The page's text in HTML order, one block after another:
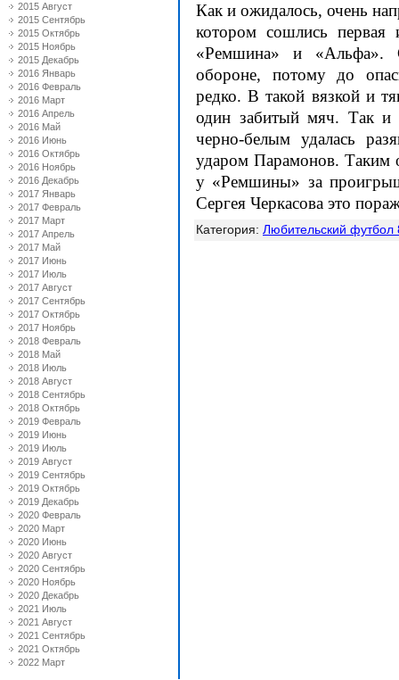
2015 Август
2015 Сентябрь
2015 Октябрь
2015 Ноябрь
2015 Декабрь
2016 Январь
2016 Февраль
2016 Март
2016 Апрель
2016 Май
2016 Июнь
2016 Октябрь
2016 Ноябрь
2016 Декабрь
2017 Январь
2017 Февраль
2017 Март
2017 Апрель
2017 Май
2017 Июнь
2017 Июль
2017 Август
2017 Сентябрь
2017 Октябрь
2017 Ноябрь
2018 Февраль
2018 Май
2018 Июль
2018 Август
2018 Сентябрь
2018 Октябрь
2019 Февраль
2019 Июнь
2019 Июль
2019 Август
2019 Сентябрь
2019 Октябрь
2019 Декабрь
2020 Февраль
2020 Март
2020 Июнь
2020 Август
2020 Сентябрь
2020 Ноябрь
2020 Декабрь
2021 Июль
2021 Август
2021 Сентябрь
2021 Октябрь
2022 Март
Как и ожидалось, очень
котором сошлись
«Ремшина» и «Альфа».
обороне, потому до
редко. В такой вязкой и
один забитый мяч. Так и
черно-белым удалась
ударом Парамонов. Таким
у «Ремшины» за
Сергея Черкасова это
Категория: Любительский футбол